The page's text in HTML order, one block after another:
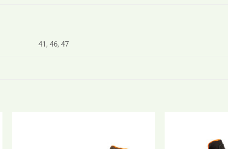
41, 46, 47